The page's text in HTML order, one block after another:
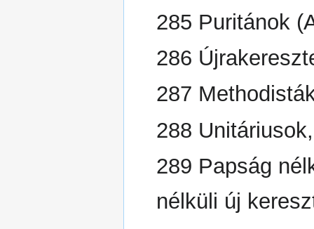
285 Puritánok
286
287
288
289 Papság
nélküli új